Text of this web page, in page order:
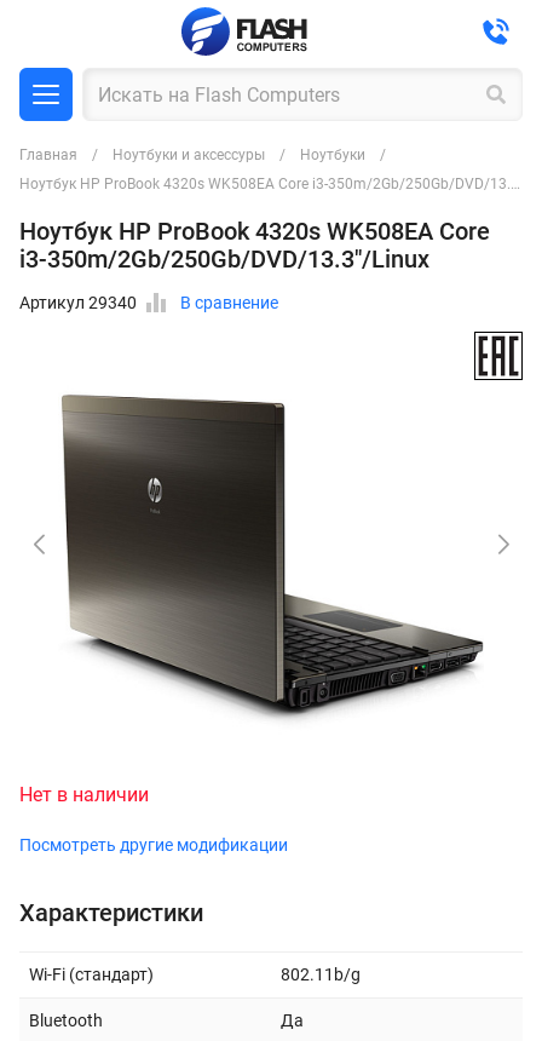
Главная Ноутбуки и аксессуры
Ноутбуки
Ноутбук HP ProBook 4320s WK508EA Core i3-350m/2Gb/250Gb/DVD/13.3"/Linux
Ноутбук HP ProBook 4320s WK508EA Core
i3-350m/2Gb/250Gb/DVD/13.3"/Linux
Артикул 29340 В сравнение
Нет в наличии
Посмотреть другие модификации
Характеристики
Wi-Fi (стандарт) 802.11b/g
Bluetooth Да